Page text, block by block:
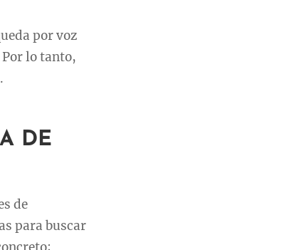
por voz
Por lo tanto,
DE
de
para buscar